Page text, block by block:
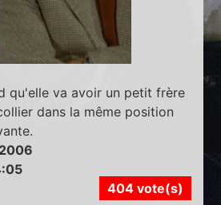
qu'elle va avoir un petit frère
dans la même position
404 vote(s)